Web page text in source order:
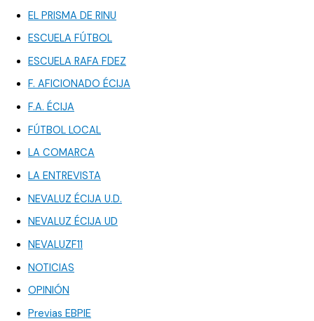
EL PRISMA DE RINU
ESCUELA FÚTBOL
ESCUELA RAFA FDEZ
F. AFICIONADO ÉCIJA
F.A. ÉCIJA
FÚTBOL LOCAL
LA COMARCA
LA ENTREVISTA
NEVALUZ ÉCIJA U.D.
NEVALUZ ÉCIJA UD
NEVALUZF11
NOTICIAS
OPINIÓN
Previas EBPIE